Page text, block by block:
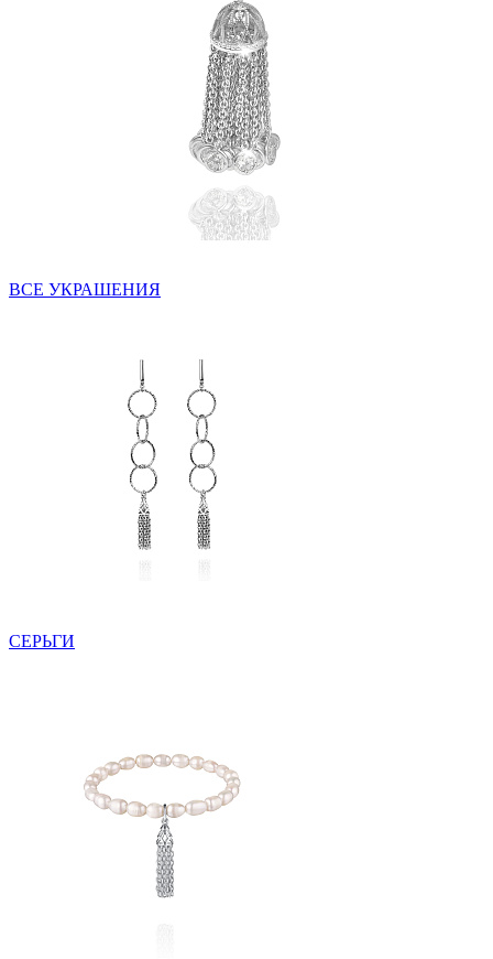
ВСЕ УКРАШЕНИЯ
СЕРЬГИ